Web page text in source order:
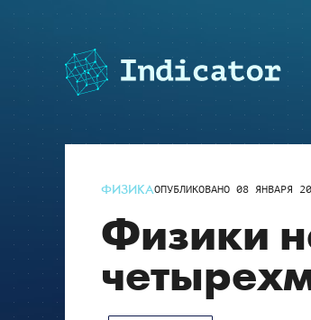
ФИЗИКАОПУБЛИКОВАНО 08 ЯНВАРЯ
Физики